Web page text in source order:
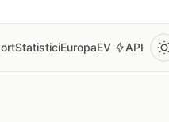
StatisticiEuropaEV API